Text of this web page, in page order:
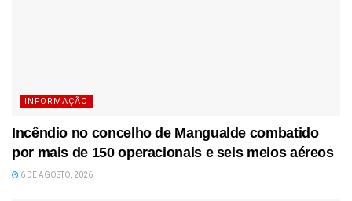
INFORMAÇÃO
Incêndio no concelho de Mangualde combatido
por mais de 150 operacionais e seis meios aéreos
6 DE AGOSTO, 2026